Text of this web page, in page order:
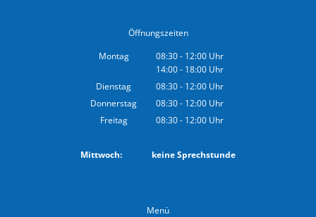
Öffnungszeiten
Montag
08:30- 12:00 Uhr
Von 08:30 bis 12:00 Uhr
14:00- 18:00 Uhr
Von 14:00 bis 18:00 Uhr
Dienstag 08:30- 12:00 Uhr
Von 08:30 bis 12:00 Uhr
Donnerstag 08:30- 12:00 Uhr
Von 08:30 bis 12:00 Uhr
Freitag 08:30- 12:00 Uhr
Mittwoch: keine Sprechstunde
Menü